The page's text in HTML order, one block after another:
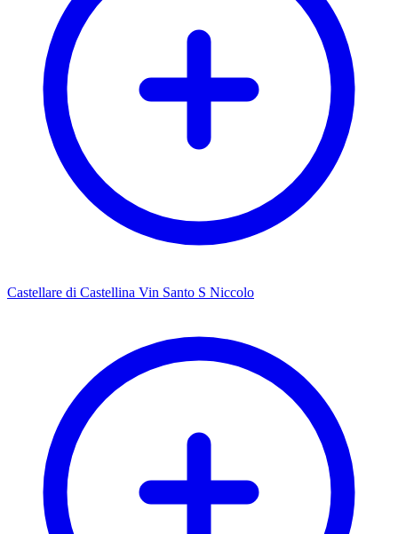
Castellare di Castellina Vin Santo S Niccolo